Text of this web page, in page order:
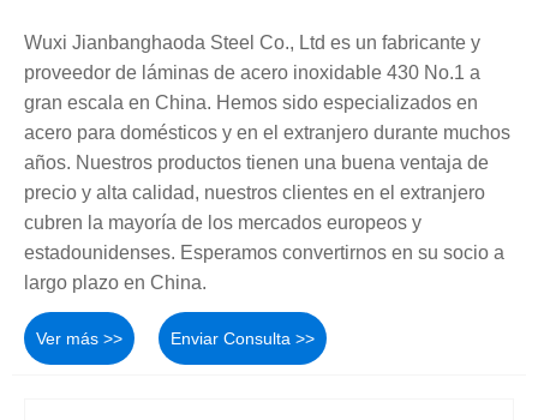
Wuxi Jianbanghaoda Steel Co., Ltd es un fabricante y
proveedor de láminas de acero inoxidable 430 No.1 a
gran escala en China. Hemos sido especializados en
acero para domésticos y en el extranjero durante muchos
años. Nuestros productos tienen una buena ventaja de
precio y alta calidad, nuestros clientes en el extranjero
cubren la mayoría de los mercados europeos y
estadounidenses. Esperamos convertirnos en su socio a
largo plazo en China.
Ver más >> Enviar Consulta >>